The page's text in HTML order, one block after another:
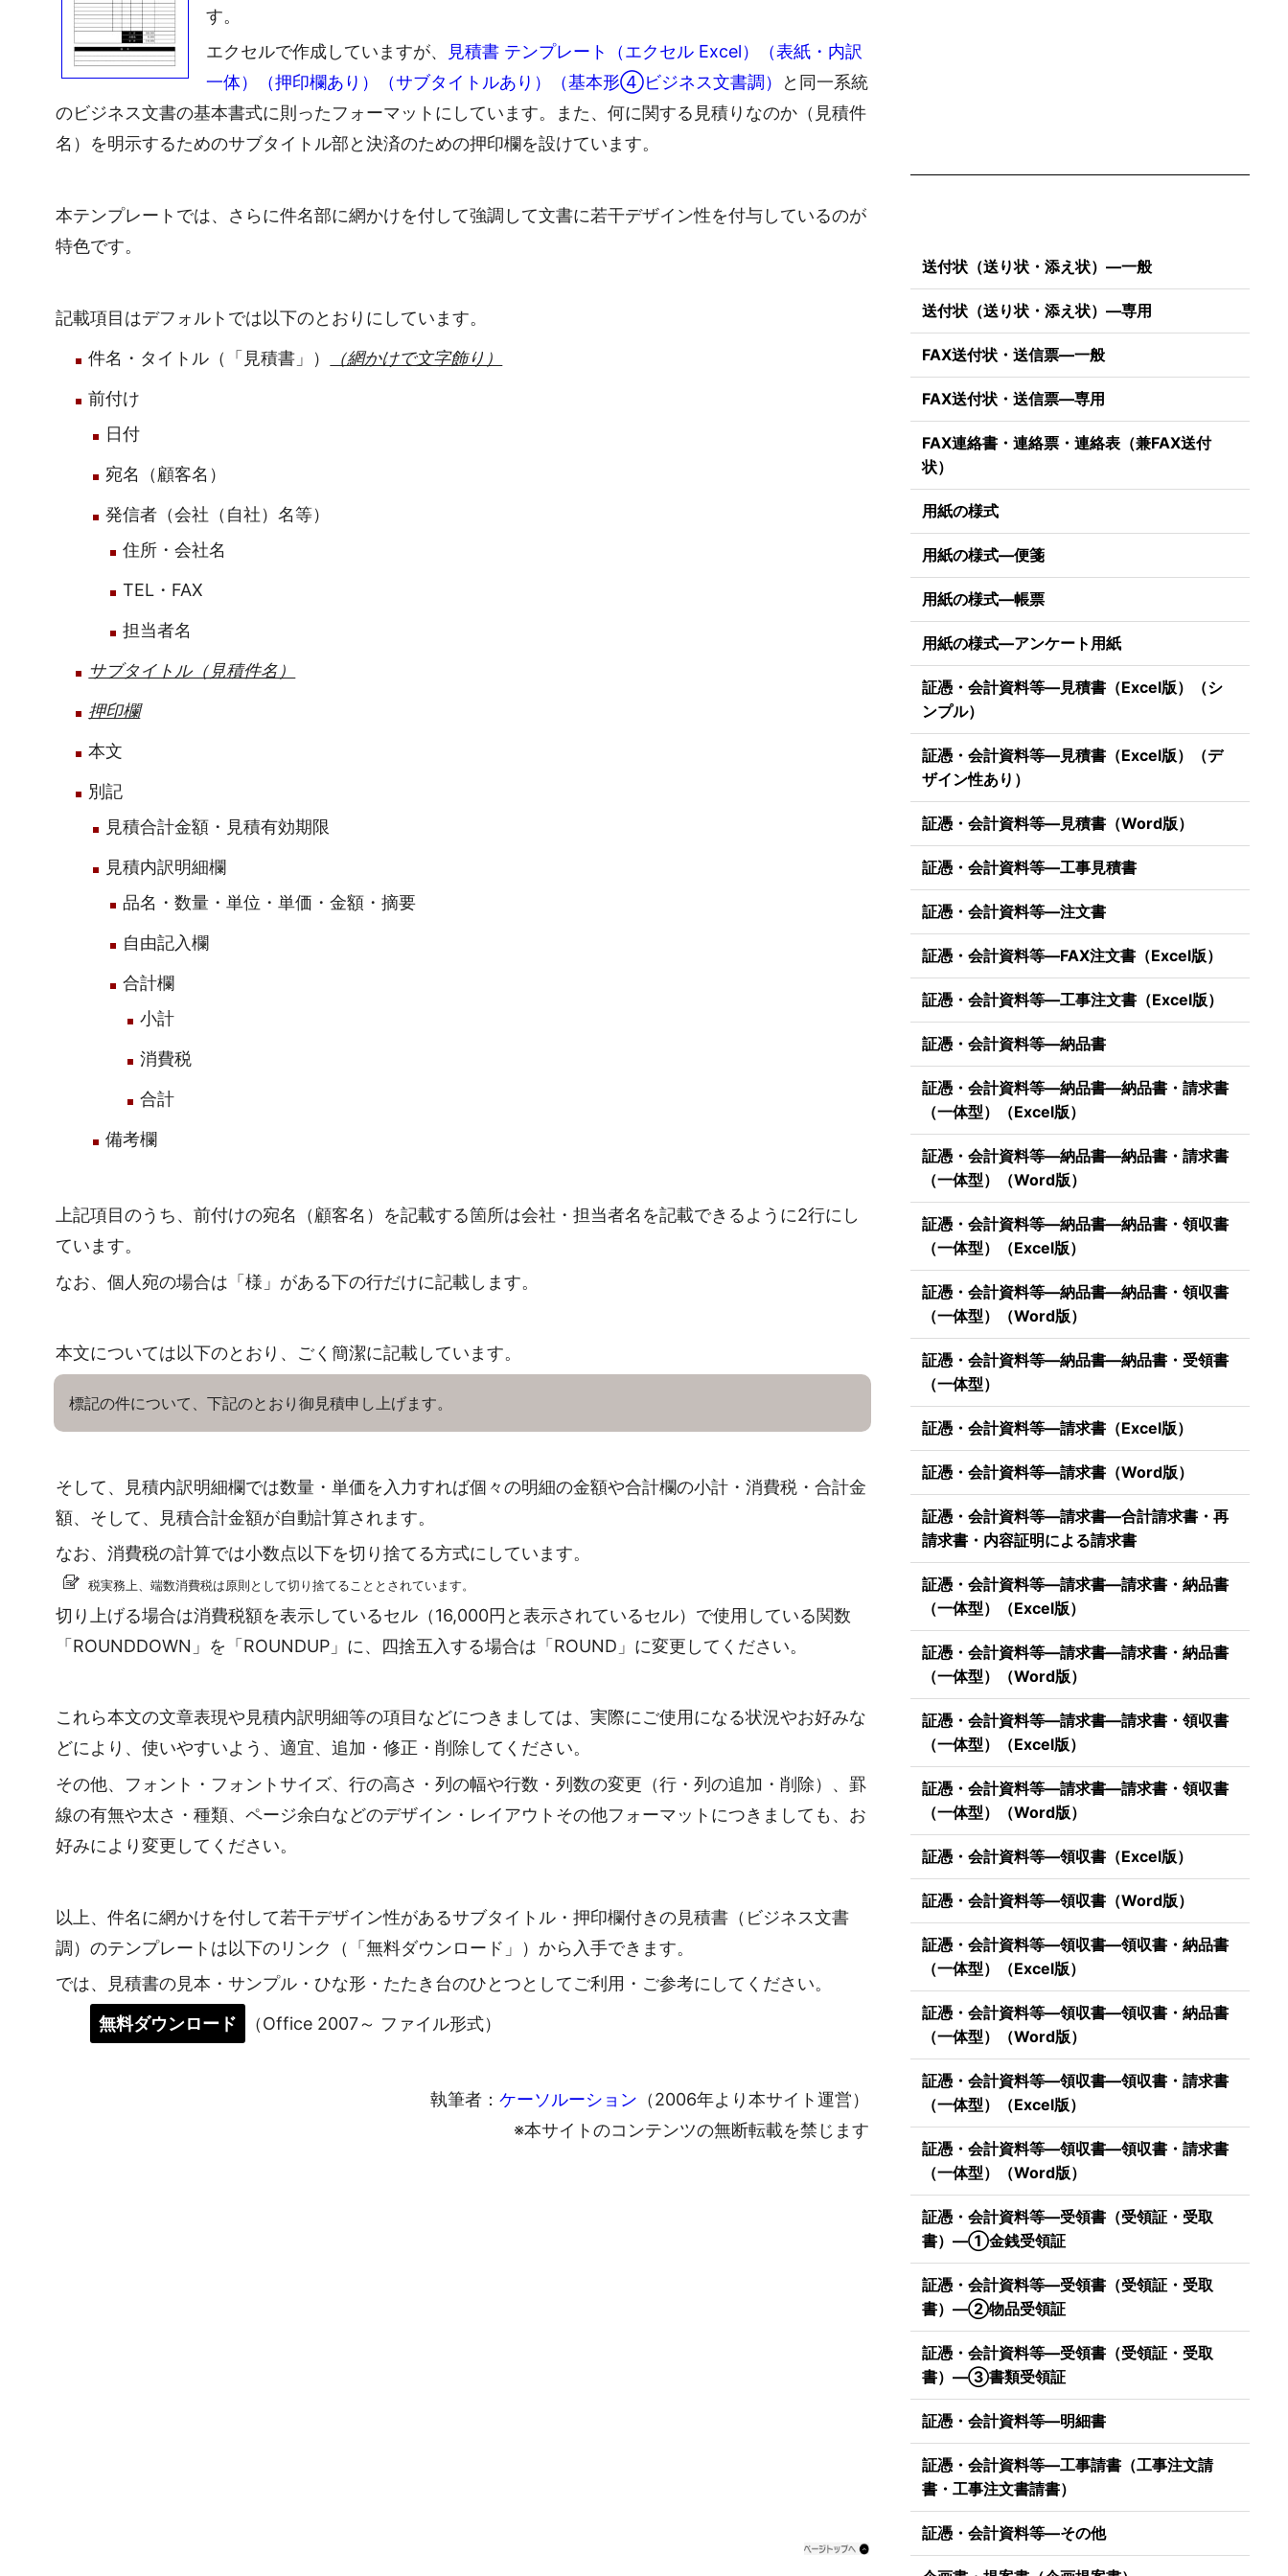
す。
エクセルで作成していますが、
見積書 テンプレート（エクセル Excel）（表紙・内訳
一体）（押印欄あり）（サブタイトルあり）（基本形④ビジネス文書調）
と同一系統
のビジネス文書の基本書式に則ったフォーマットにしています。また、何に関する見積りなのか（見積件
名）を明示するためのサブタイトル部と決済のための押印欄を設けています。
本テンプレートでは、さらに件名部に網かけを付して強調して文書に若干デザイン性を付与しているのが
特色です。
記載項目はデフォルトでは以下のとおりにしています。
件名・タイトル（「見積書」）
（網かけで文字飾り）
前付け
日付
宛名（顧客名）
発信者（会社（自社）名等）
住所・会社名
TEL・FAX
担当者名
サブタイトル（見積件名）
押印欄
本文
別記
見積合計金額・見積有効期限
見積内訳明細欄
品名・数量・単位・単価・金額・摘要
自由記入欄
合計欄
小計
消費税
合計
備考欄
上記項目のうち、前付けの宛名（顧客名）を記載する箇所は会社・担当者名を記載できるように2行にし
ています。
なお、個人宛の場合は「様」がある下の行だけに記載します。
本文については以下のとおり、ごく簡潔に記載しています。
標記の件について、下記のとおり御見積申し上げます。
そして、見積内訳明細欄では数量・単価を入力すれば個々の明細の金額や合計欄の小計・消費税・合計金
額、そして、見積合計金額が自動計算されます。
なお、消費税の計算では小数点以下を切り捨てる方式にしています。
税実務上、端数消費税は原則として切り捨てることとされています。
切り上げる場合は消費税額を表示しているセル（16,000円と表示されているセル）で使用している関数
「ROUNDDOWN」を「ROUNDUP」に、四捨五入する場合は「ROUND」に変更してください。
これら本文の文章表現や見積内訳明細等の項目などにつきましては、実際にご使用になる状況やお好みな
どにより、使いやすいよう、適宜、追加・修正・削除してください。
その他、フォント・フォントサイズ、行の高さ・列の幅や行数・列数の変更（行・列の追加・削除）、罫
線の有無や太さ・種類、ページ余白などのデザイン・レイアウトその他フォーマットにつきましても、お
好みにより変更してください。
以上、件名に網かけを付して若干デザイン性があるサブタイトル・押印欄付きの見積書（ビジネス文書
調）のテンプレートは以下のリンク（「無料ダウンロード」）から入手できます。
では、見積書の見本・サンプル・ひな形・たたき台のひとつとしてご利用・ご参考にしてください。
無料ダウンロード
（Office 2007～ ファイル形式）
執筆者： ケーソルーション （2006年より本サイト運営）
※本サイトのコンテンツの無断転載を禁じます
送付状（送り状・添え状）―一般
送付状（送り状・添え状）―専用
FAX送付状・送信票―一般
FAX送付状・送信票―専用
FAX連絡書・連絡票・連絡表（兼FAX送付
状）
用紙の様式
用紙の様式―便箋
用紙の様式―帳票
用紙の様式―アンケート用紙
証憑・会計資料等―見積書（Excel版）（シ
ンプル）
証憑・会計資料等―見積書（Excel版）（デ
ザイン性あり）
証憑・会計資料等―見積書（Word版）
証憑・会計資料等―工事見積書
証憑・会計資料等―注文書
証憑・会計資料等―FAX注文書（Excel版）
証憑・会計資料等―工事注文書（Excel版）
証憑・会計資料等―納品書
証憑・会計資料等―納品書―納品書・請求書
（一体型）（Excel版）
証憑・会計資料等―納品書―納品書・請求書
（一体型）（Word版）
証憑・会計資料等―納品書―納品書・領収書
（一体型）（Excel版）
証憑・会計資料等―納品書―納品書・領収書
（一体型）（Word版）
証憑・会計資料等―納品書―納品書・受領書
（一体型）
証憑・会計資料等―請求書（Excel版）
証憑・会計資料等―請求書（Word版）
証憑・会計資料等―請求書―合計請求書・再
請求書・内容証明による請求書
証憑・会計資料等―請求書―請求書・納品書
（一体型）（Excel版）
証憑・会計資料等―請求書―請求書・納品書
（一体型）（Word版）
証憑・会計資料等―請求書―請求書・領収書
（一体型）（Excel版）
証憑・会計資料等―請求書―請求書・領収書
（一体型）（Word版）
証憑・会計資料等―領収書（Excel版）
証憑・会計資料等―領収書（Word版）
証憑・会計資料等―領収書―領収書・納品書
（一体型）（Excel版）
証憑・会計資料等―領収書―領収書・納品書
（一体型）（Word版）
証憑・会計資料等―領収書―領収書・請求書
（一体型）（Excel版）
証憑・会計資料等―領収書―領収書・請求書
（一体型）（Word版）
証憑・会計資料等―受領書（受領証・受取
書）―①金銭受領証
証憑・会計資料等―受領書（受領証・受取
書）―②物品受領証
証憑・会計資料等―受領書（受領証・受取
書）―③書類受領証
証憑・会計資料等―明細書
証憑・会計資料等―工事請書（工事注文請
書・工事注文書請書）
証憑・会計資料等―その他